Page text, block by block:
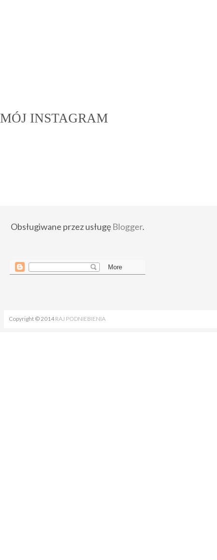
MÓJ INSTAGRAM
Obsługiwane przez usługę Blogger.
Copyright © 2014 RAJ PODNIEBIENIA